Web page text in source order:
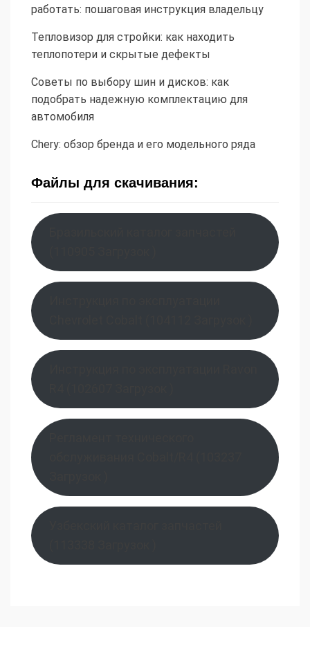
работать: пошаговая инструкция владельцу
Тепловизор для стройки: как находить
теплопотери и скрытые дефекты
Советы по выбору шин и дисков: как
подобрать надежную комплектацию для
автомобиля
Chery: обзор бренда и его модельного ряда
Файлы для скачивания: